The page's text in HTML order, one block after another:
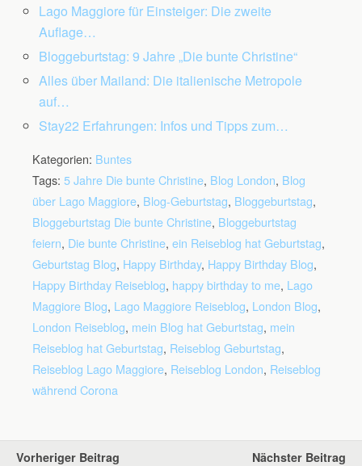
Lago Maggiore für Einsteiger: Die zweite
Auflage…
Bloggeburtstag: 9 Jahre „Die bunte Christine“
Alles über Mailand: Die italienische Metropole
auf…
Stay22 Erfahrungen: Infos und Tipps zum…
Kategorien: Buntes
Tags: 5 Jahre Die bunte Christine, Blog London, Blog
über Lago Maggiore, Blog-Geburtstag, Bloggeburtstag,
Bloggeburtstag Die bunte Christine, Bloggeburtstag
feiern, Die bunte Christine, ein Reiseblog hat Geburtstag,
Geburtstag Blog, Happy Birthday, Happy Birthday Blog,
Happy Birthday Reiseblog, happy birthday to me, Lago
Maggiore Blog, Lago Maggiore Reiseblog, London Blog,
London Reiseblog, mein Blog hat Geburtstag, mein
Reiseblog hat Geburtstag, Reiseblog Geburtstag,
Reiseblog Lago Maggiore, Reiseblog London, Reiseblog
während Corona
Vorheriger Beitrag Nächster Beitrag